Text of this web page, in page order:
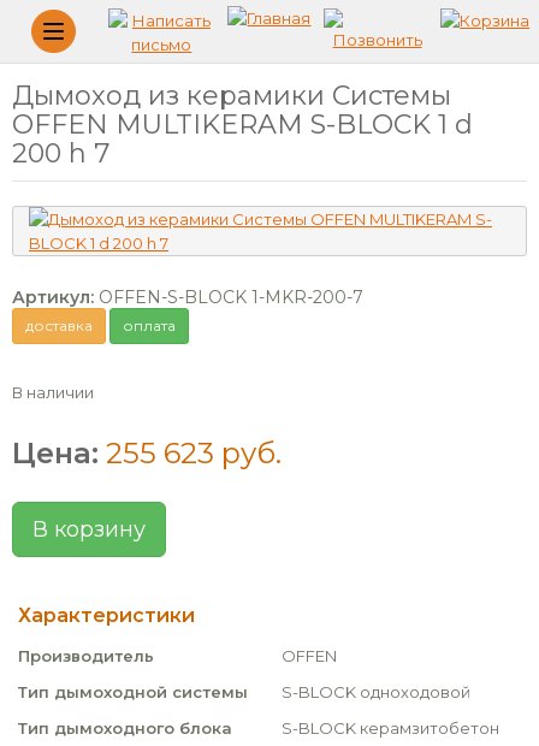
Меню
Дымоход из керамики Системы
OFFEN MULTIKERAM S-BLOCK 1 d
200 h 7
Артикул: OFFEN-S-BLOCK 1-MKR-200-7
доставка оплата
В наличии
Цена: 255 623 руб.
В корзину
Характеристики
Производитель
OFFEN
Тип дымоходной системы
S-BLOCK одноходовой
Тип дымоходного блока
S-BLOCK керамзитобетон